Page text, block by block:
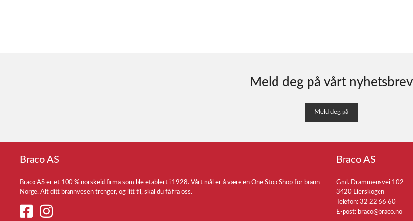
Meld deg på vårt nyhetsbrev
Meld deg på
Braco AS
Braco AS er et 100 % norskeid firma som ble etablert i 1928. Vårt mål er å være en One Stop Shop for brann
Norge. Alt ditt brannvesen trenger, og litt til, skal du få fra oss.
Braco AS
Gml. Drammensvei 102
3420 Lierskogen
Telefon: 32 22 66 60
E-post: braco@braco.no